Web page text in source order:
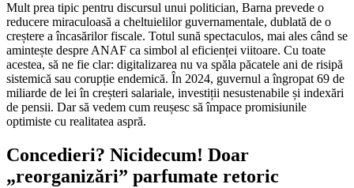
Mult prea tipic pentru discursul unui politician, Barna prevede o
reducere miraculoasă a cheltuielilor guvernamentale, dublată de o
creștere a încasărilor fiscale. Totul sună spectaculos, mai ales când se
amintește despre ANAF ca simbol al eficienței viitoare. Cu toate
acestea, să ne fie clar: digitalizarea nu va spăla păcatele ani de risipă
sistemică sau corupție endemică. În 2024, guvernul a îngropat 69 de
miliarde de lei în creșteri salariale, investiții nesustenabile și indexări
de pensii. Dar să vedem cum reușesc să împace promisiunile
optimiste cu realitatea aspră.
Concedieri? Nicidecum! Doar
„reorganizări” parfumate retoric